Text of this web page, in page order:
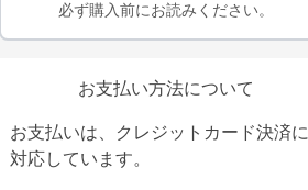
必ず購入前にお読みください。
お支払い方法について
お支払いは、クレジットカード決済に
対応しています。